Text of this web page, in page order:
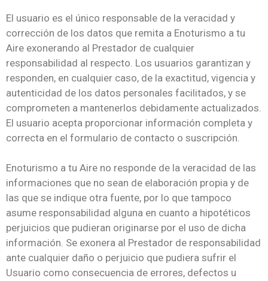
El usuario es el único responsable de la veracidad y
corrección de los datos que remita a Enoturismo a tu
Aire exonerando al Prestador de cualquier
responsabilidad al respecto. Los usuarios garantizan y
responden, en cualquier caso, de la exactitud, vigencia y
autenticidad de los datos personales facilitados, y se
comprometen a mantenerlos debidamente actualizados.
El usuario acepta proporcionar información completa y
correcta en el formulario de contacto o suscripción.
Enoturismo a tu Aire no responde de la veracidad de las
informaciones que no sean de elaboración propia y de
las que se indique otra fuente, por lo que tampoco
asume responsabilidad alguna en cuanto a hipotéticos
perjuicios que pudieran originarse por el uso de dicha
información. Se exonera al Prestador de responsabilidad
ante cualquier daño o perjuicio que pudiera sufrir el
Usuario como consecuencia de errores, defectos u